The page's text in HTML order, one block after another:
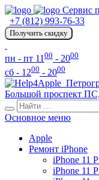
Сервис
+7 (812) 993-76-33
Получить скидку
пн - пт 11 00 - 2000
сб - 1200 - 2000
Большой проспект
Основное меню
Apple
Ремонт iPhone
iPhone 11
iPhone 11